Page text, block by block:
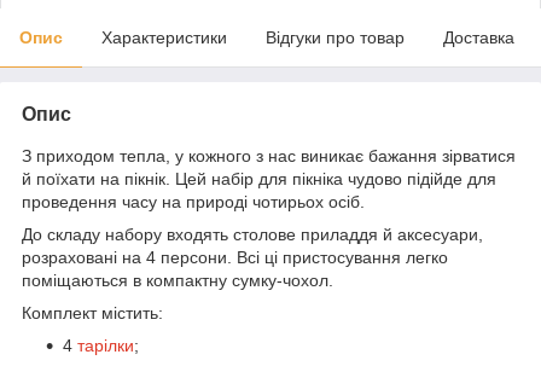
Опис Характеристики Відгуки про товар Доставка
Опис
З приходом тепла, у кожного з нас виникає бажання зірватися
й поїхати на пікнік. Цей набір для пікніка чудово підійде для
проведення часу на природі чотирьох осіб.
До складу набору входять столове приладдя й аксесуари,
розраховані на 4 персони. Всі ці пристосування легко
поміщаються в компактну сумку-чохол.
Комплект містить:
4 тарілки;